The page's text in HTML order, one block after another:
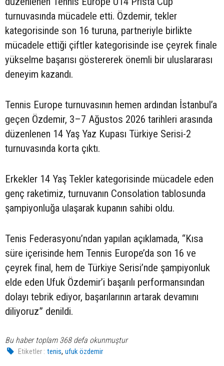
turnuvasında mücadele etti. Özdemir, tekler
kategorisinde son 16 turuna, partneriyle birlikte
mücadele ettiği çiftler kategorisinde ise çeyrek finale
yükselme başarısı göstererek önemli bir uluslararası
deneyim kazandı.
Tennis Europe turnuvasının hemen ardından İstanbul’a
geçen Özdemir, 3–7 Ağustos 2026 tarihleri arasında
düzenlenen 14 Yaş Yaz Kupası Türkiye Serisi-2
turnuvasında korta çıktı.
Erkekler 14 Yaş Tekler kategorisinde mücadele eden
genç raketimiz, turnuvanın Consolation tablosunda
şampiyonluğa ulaşarak kupanın sahibi oldu.
Tenis Federasyonu’ndan yapılan açıklamada, “Kısa
süre içerisinde hem Tennis Europe’da son 16 ve
çeyrek final, hem de Türkiye Serisi’nde şampiyonluk
elde eden Ufuk Özdemir’i başarılı performansından
dolayı tebrik ediyor, başarılarının artarak devamını
diliyoruz” denildi.
Bu haber toplam 368 defa okunmuştur
Etiketler : tenis,ufuk özdemir